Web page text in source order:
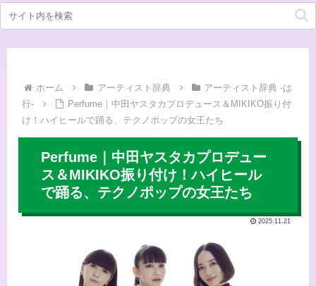
ホーム アーティスト辞典
アーティスト辞典 -は
行-
Perfume｜中田ヤスタカプロデュース＆MIKIKO振り付
け！ハイヒールで踊る、テクノポップの女王たち
Perfume｜中田ヤスタカプロデュー
ス＆MIKIKO振り付け！ハイヒール
で踊る、テクノポップの女王たち
2025.11.21